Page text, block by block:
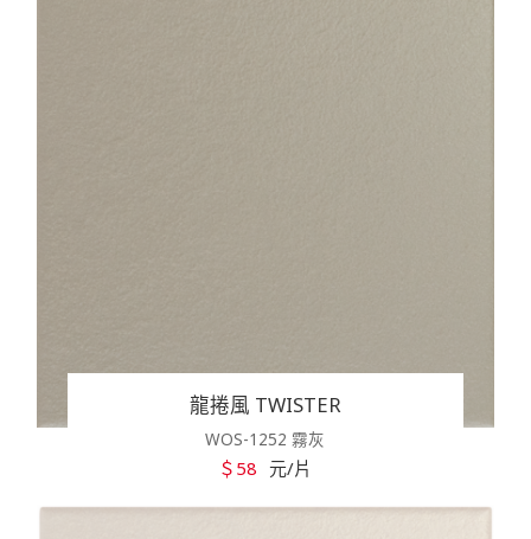
龍捲風 TWISTER
WOS-1252 霧灰
＄58 元/片